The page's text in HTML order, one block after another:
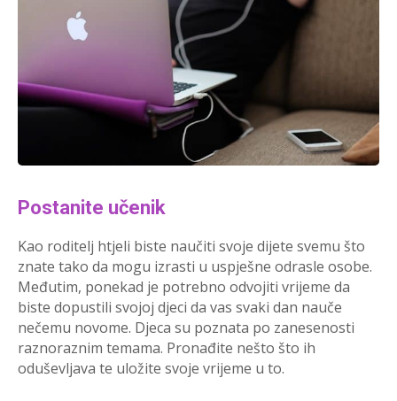
Postanite učenik
Kao roditelj htjeli biste naučiti svoje dijete svemu što
znate tako da mogu izrasti u uspješne odrasle osobe.
Međutim, ponekad je potrebno odvojiti vrijeme da
biste dopustili svojoj djeci da vas svaki dan nauče
nečemu novome. Djeca su poznata po zanesenosti
raznoraznim temama. Pronađite nešto što ih
oduševljava te uložite svoje vrijeme u to.